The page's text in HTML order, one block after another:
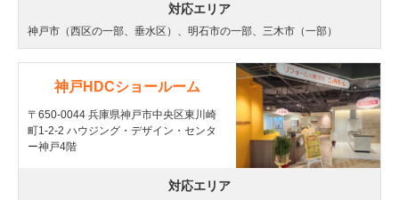
対応エリア
神戸市（西区の一部、垂水区）、明石市の一部、三木市（一部）
神戸HDCショールーム
〒650-0044 兵庫県神戸市中央区東川崎
町1-2-2 ハウジング・デザイン・センタ
ー神戸4階
対応エリア